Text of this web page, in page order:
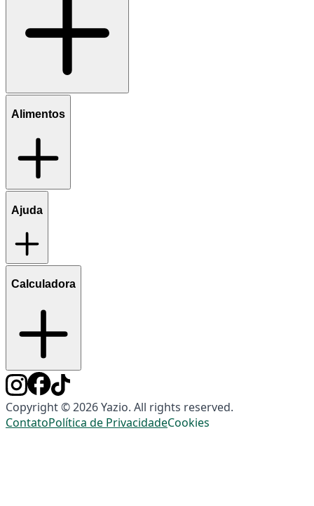
Alimentos
Ajuda
Calculadora
Copyright © 2026 Yazio. All rights reserved.
ContatoPolítica de PrivacidadeCookies